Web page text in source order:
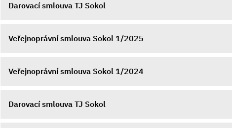
Darovací smlouva TJ Sokol
Veřejnoprávní smlouva Sokol 1/2025
Veřejnoprávní smlouva Sokol 1/2024
Darovací smlouva TJ Sokol